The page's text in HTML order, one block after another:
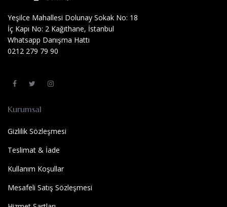
Yeşilce Mahallesi Dolunay Sokak No: 18
İç Kapı No: 2 Kağıthane, İstanbul
Whatsapp Danışma Hattı
0212 279 79 90
Kurumsal
Gizlilik Sözleşmesi
Teslimat & İade
Kullanım Koşullar
Mesafeli Satış Sözleşmesi